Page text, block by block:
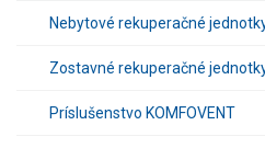
Nebytové rekuperačné
Zostavné rekuperačné
Príslušenstvo KOMFOVENT